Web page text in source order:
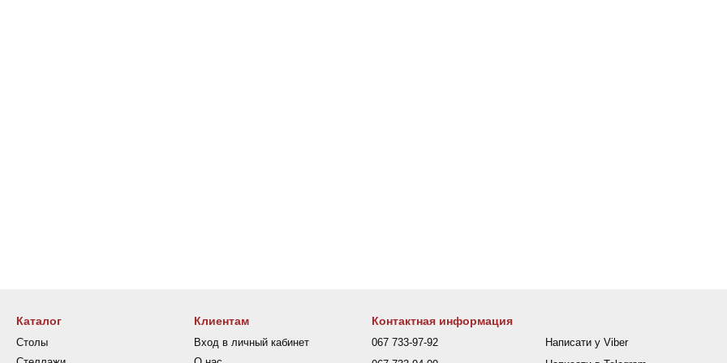
Каталог
Столы
Клиентам
Вход в личный кабинет
Контактная информация
067 733-97-92
Написати у Viber